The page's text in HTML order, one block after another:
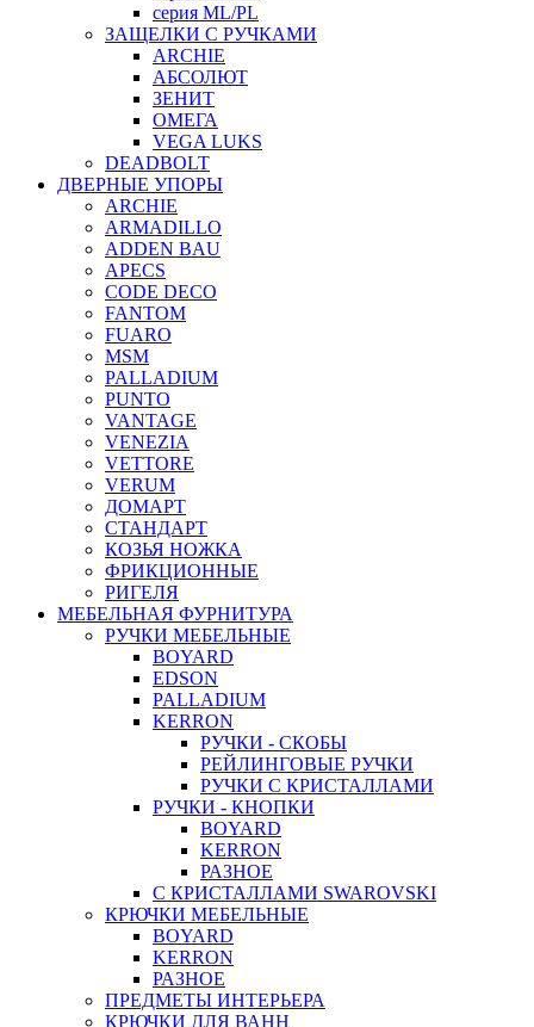
серия ML/PL
ЗАЩЕЛКИ С РУЧКАМИ
ARCHIE
АБСОЛЮТ
ЗЕНИТ
ОМЕГА
VEGA LUKS
DEADBOLT
ДВЕРНЫЕ УПОРЫ
ARCHIE
ARMADILLO
ADDEN BAU
APECS
CODE DECO
FANTOM
FUARO
MSM
PALLADIUM
PUNTO
VANTAGE
VENEZIA
VETTORE
VERUM
ДОМАРТ
СТАНДАРТ
КОЗЬЯ НОЖКА
ФРИКЦИОННЫЕ
РИГЕЛЯ
МЕБЕЛЬНАЯ ФУРНИТУРА
РУЧКИ МЕБЕЛЬНЫЕ
BOYARD
EDSON
PALLADIUM
KERRON
РУЧКИ - СКОБЫ
РЕЙЛИНГОВЫЕ РУЧКИ
РУЧКИ С КРИСТАЛЛАМИ
РУЧКИ - КНОПКИ
BOYARD
KERRON
РАЗНОЕ
С КРИСТАЛЛАМИ SWAROVSKI
КРЮЧКИ МЕБЕЛЬНЫЕ
BOYARD
KERRON
РАЗНОЕ
ПРЕДМЕТЫ ИНТЕРЬЕРА
КРЮЧКИ ДЛЯ ВАНН